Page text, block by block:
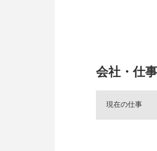
会社・仕
現在の仕事